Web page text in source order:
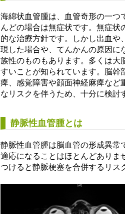
海綿状血管腫は、血管奇形の一つ
んどの場合は無症状です。無症
的な治療方針です。しかし出血や
現した場合や、てんかんの原因に
族性のものもあります。多くは大
すいことが知られています。脳幹
痺、感覚障害や顔面神経麻痺など
なリスクを伴うため、十分に検討
静脈性血管腫とは
静脈性血管腫は脳血管の形成異常
適応になることはほとんどありま
つけると静脈梗塞を合併するリス